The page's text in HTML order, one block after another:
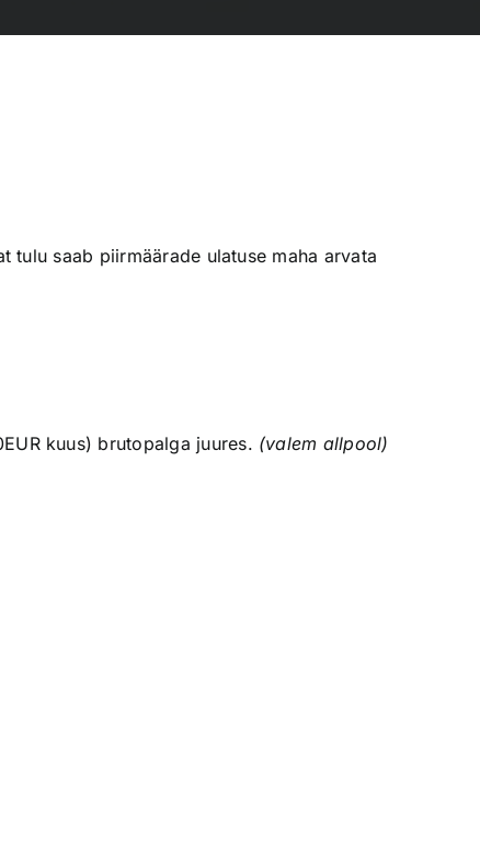
tulu saab piirmäärade ulatuse maha arvata
kuus) brutopalga juures. (valem allpool)